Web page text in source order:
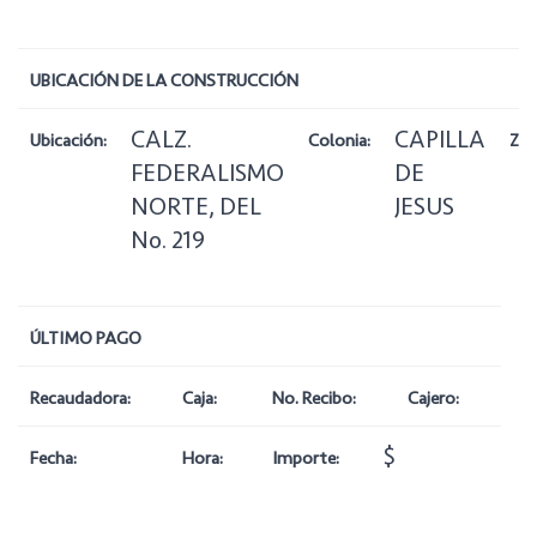
UBICACIÓN DE LA CONSTRUCCIÓN
Ubicación:
CALZ.
FEDERALISMO
NORTE, DEL
No. 219
Colonia:
CAPILLA
DE
JESUS
ÚLTIMO PAGO
Recaudadora: Caja: No. Recibo: Cajero:
Fecha: Hora: Importe: $